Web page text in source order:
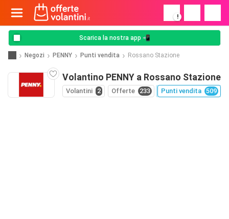
!
Scarica la nostra app 📲
Negozi PENNY Punti vendita Rossano Stazione
Volantino PENNY a Rossano Stazione
Volantini 2 Offerte 233 Punti vendita 509